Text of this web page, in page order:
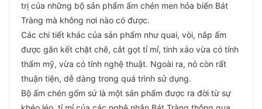
trị của những bộ sản phẩm ấm chén men hỏa biến Bát
Tràng mà không nơi nào có được.
Các chi tiết khác của sản phẩm như quai, vòi, nắp ấm
được gắn kết chặt chẽ, cắt gọt tỉ mỉ, tinh xảo vừa có tính
thẩm mỹ, vừa có tính nghệ thuật. Ngoài ra, nó còn rất
thuận tiện, dễ dàng trong quá trình sử dụng.
Bộ ấm chén gốm sứ là một sản phẩm được ra đời từ sự